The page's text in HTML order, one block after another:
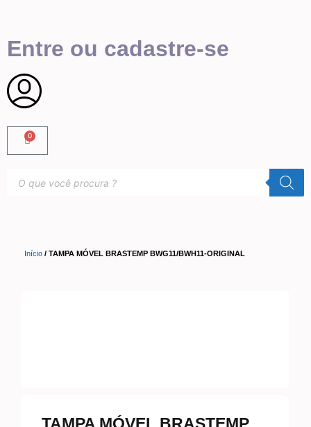
0
Entre ou cadastre-se
Início / TAMPA MÓVEL BRASTEMP BWG11/BWH11-ORIGINAL